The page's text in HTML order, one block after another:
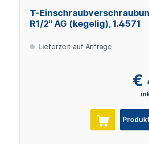
T-
R1/2" AG (kegelig), 1.4571
Lieferzeit auf Anfrage
€